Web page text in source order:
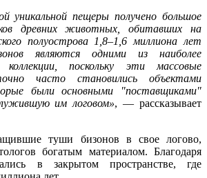
уникальной пещеры получено большое
древних животных, обитавших на
полуострова 1,8–1,6 миллиона лет
являются одними из наиболее
коллекции, поскольку эти массовые
часто становились объектами
были основными "поставщиками"
им логовом», — рассказывает
туши бизонов в свое логово,
богатым материалом. Благодаря
в закрытом пространстве, где